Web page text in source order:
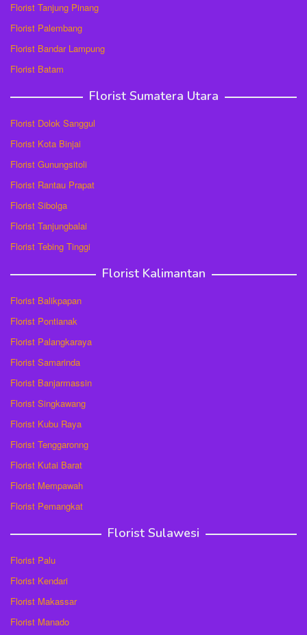
Florist Tanjung Pinang
Florist Palembang
Florist Bandar Lampung
Florist Batam
Florist Sumatera Utara
Florist Dolok Sanggul
Florist Kota Binjai
Florist Gunungsitoli
Florist Rantau Prapat
Florist Sibolga
Florist Tanjungbalai
Florist Tebing Tinggi
Florist Kalimantan
Florist Balikpapan
Florist Pontianak
Florist Palangkaraya
Florist Samarinda
Florist Banjarmassin
Florist Singkawang
Florist Kubu Raya
Florist Tenggaronng
Florist Kutai Barat
Florist Mempawah
Florist Pemangkat
Florist Sulawesi
Florist Palu
Florist Kendari
Florist Makassar
Florist Manado